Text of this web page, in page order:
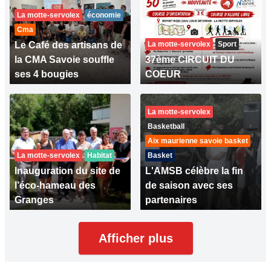
La motte-servolex
économie
Cma
Le Café des artisans de
la CMA Savoie souffle
ses 4 bougies
La motte-servolex Sport
37ème CIRCUIT DU
COEUR
La motte-servolex Habitat
Inauguration du site de
l’éco-hameau des
Granges
La motte-servolex
Basketball
Aix maurienne savoie basket
Basket
L'AMSB célèbre la fin
de saison avec ses
partenaires
Afficher plus